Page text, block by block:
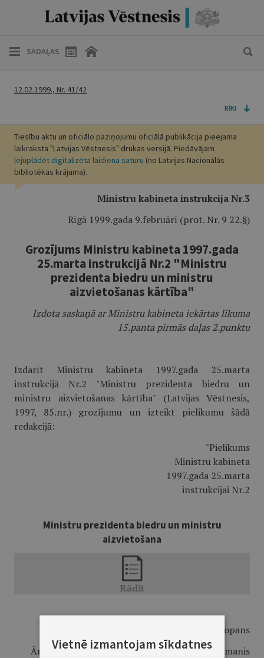
SADAĻAS
12.02.1999., Nr. 41/42
RĪKI
Tiesību aktu un oficiālo paziņojumu oficiālā publikācija pieejama
laikraksta "Latvijas Vēstnesis" drukas versijā. Piedāvājam
lejuplādēt digitalizētā laidiena saturu (no Latvijas Nacionālās
bibliotēkas krājuma).
Ministru kabineta instrukcija Nr.3
Rīgā 1999.gada 9.februārī (prot. Nr. 9 22.§)
Grozījums Ministru kabineta 1997.gada
25.marta instrukcijā Nr.2 "Ministru
prezidenta biedru un ministru
aizvietošanas kārtība"
Izdota saskaņā ar Ministru kabineta iekārtas likuma
15.panta pirmās daļas 2.punktu
Izdarīt Ministru kabineta 1997.gada 25.marta
instrukcijā Nr.2 "Ministru prezidenta biedru un
ministru aizvietošanas kārtība" (Latvijas Vēstnesis,
1997, 85.nr.) grozījumu un izteikt pielikumu šādā
redakcijā:
"Pielikums
Ministru kabineta
1997.gada 25.marta
instrukcijai Nr.2
Ministru prezidenta biedru un ministru
aizvietošana
Ministru prezidents V.Krištopans
Ārlietu ministra vietā - finansu ministrs I.Godmanis
Vietnē izmantojam sīkdatnes